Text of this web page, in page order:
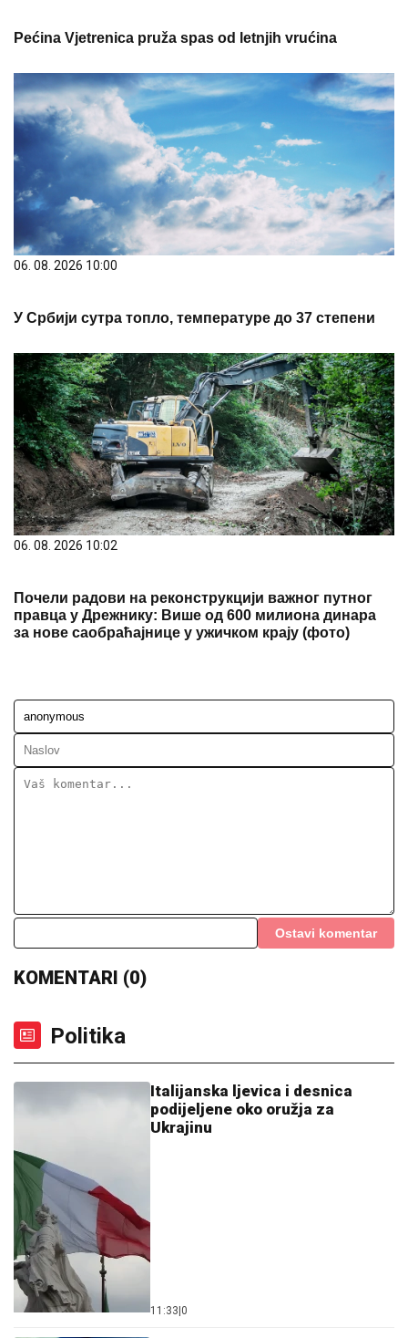
Pećina Vjetrenica pruža spas od letnjih vrućina
06. 08. 2026 10:00
У Србији сутра топло, температуре до 37 степени
06. 08. 2026 10:02
Почели радови на реконструкцији важног путног
правца у Дрежнику: Више од 600 милиона динара
за нове саобраћајнице у ужичком крају (фото)
Ostavi komentar
KOMENTARI (0)
Politika
Italijanska ljevica i desnica
podijeljene oko oružja za
Ukrajinu
11:33|0